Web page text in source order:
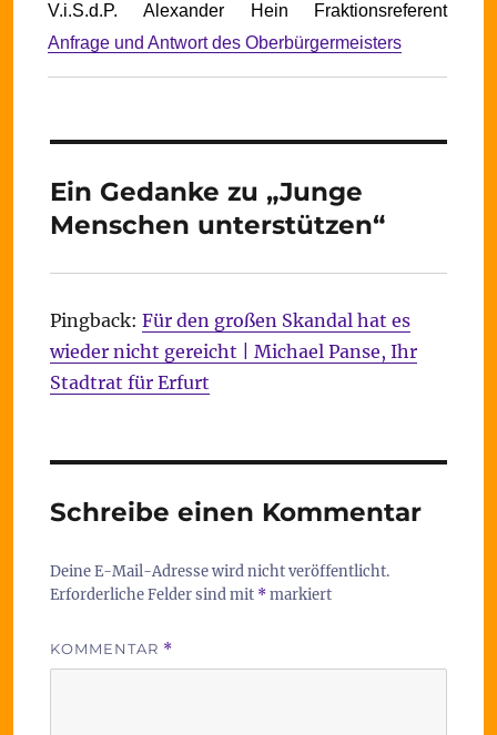
V.i.S.d.P. Alexander Hein Fraktionsreferent
Anfrage und Antwort des Oberbürgermeisters
Ein Gedanke zu „Junge
Menschen unterstützen“
Pingback: Für den großen Skandal hat es
wieder nicht gereicht | Michael Panse, Ihr
Stadtrat für Erfurt
Schreibe einen Kommentar
Deine E-Mail-Adresse wird nicht veröffentlicht.
Erforderliche Felder sind mit *markiert
KOMMENTAR *